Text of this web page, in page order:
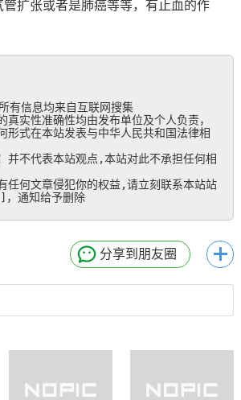
扩张或者是肺癌等等，有止血的作
均来自互联网搜集
实性准确性均由发布单位及个人负责，
形式在本站发表与中华人民共和国法律相
并不代表本站观点,本站对此不承担任何相
任何文章侵犯你的权益,请立刻联系本站站
通知给予删除
分享到朋友圈